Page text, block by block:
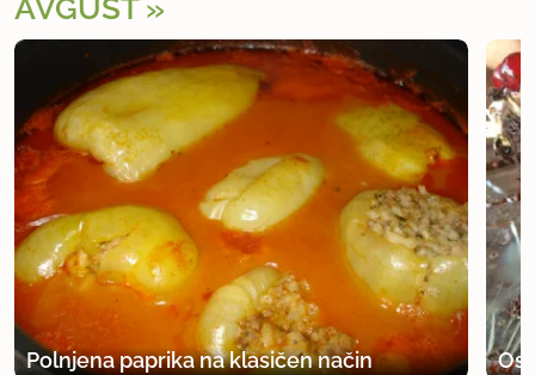
AVGUST
Polnjena paprika na klasičen način